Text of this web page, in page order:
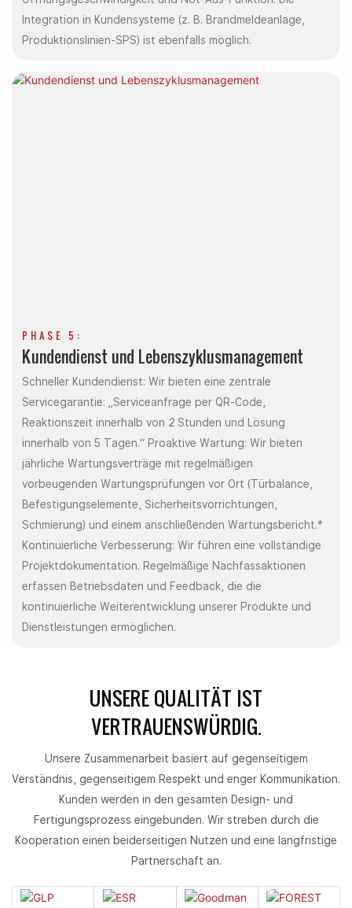
Integration in Kundensysteme (z. B. Brandmeldeanlage,
Produktionslinien-SPS) ist ebenfalls möglich.
PHASE 5:
Kundendienst und Lebenszyklusmanagement
Schneller Kundendienst: Wir bieten eine zentrale
Servicegarantie: „Serviceanfrage per QR-Code,
Reaktionszeit innerhalb von 2 Stunden und Lösung
innerhalb von 5 Tagen.“ Proaktive Wartung: Wir bieten
jährliche Wartungsverträge mit regelmäßigen
vorbeugenden Wartungsprüfungen vor Ort (Türbalance,
Befestigungselemente, Sicherheitsvorrichtungen,
Schmierung) und einem anschließenden Wartungsbericht.*
Kontinuierliche Verbesserung: Wir führen eine vollständige
Projektdokumentation. Regelmäßige Nachfassaktionen
erfassen Betriebsdaten und Feedback, die die
kontinuierliche Weiterentwicklung unserer Produkte und
Dienstleistungen ermöglichen.
UNSERE QUALITÄT IST
VERTRAUENSWÜRDIG.
Unsere Zusammenarbeit basiert auf gegenseitigem
Verständnis, gegenseitigem Respekt und enger Kommunikation.
Kunden werden in den gesamten Design- und
Fertigungsprozess eingebunden. Wir streben durch die
Kooperation einen beiderseitigen Nutzen und eine langfristige
Partnerschaft an.